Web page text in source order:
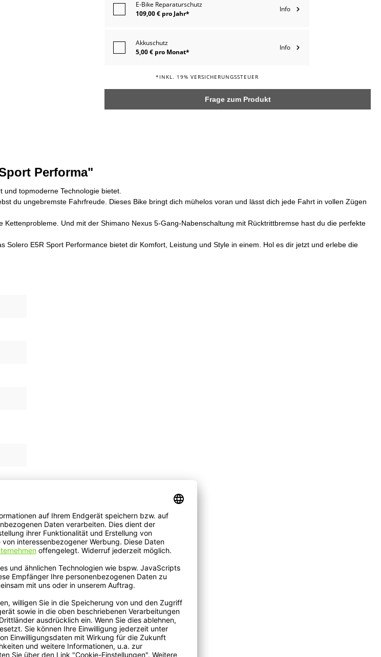
E-Bike Reparaturschutz
109,00 € pro Jahr*
Info
Akkuschutz
5,00 € pro Monat*
Info
*INKL. 19% VERSICHERUNGSSTEUER
Frage zum Produkt
Performa"
und topmoderne Technologie bietet.
du ungebremste Fahrfreude. Dieses Bike bringt dich mühelos voran und lässt dich jede Fahrt in vollen Zügen
Und mit der Shimano Nexus 5-Gang-Nabenschaltung mit Rücktrittbremse hast du die perfekte
E5R Sport Performance bietet dir Komfort, Leistung und Style in einem. Hol es dir jetzt und erlebe die